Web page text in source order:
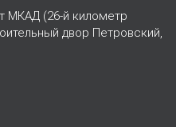
МКАД (26-й километр
двор Петровский,